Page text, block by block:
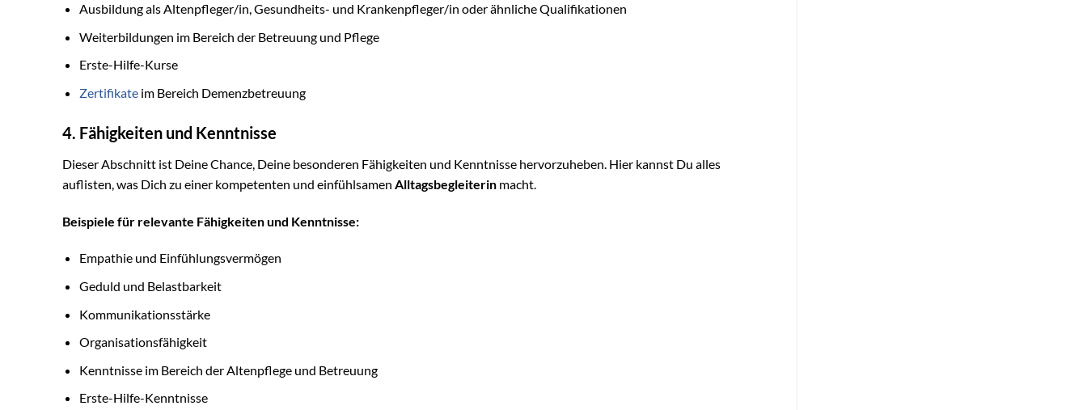
Ausbildung als Altenpfleger/in, Gesundheits- und Krankenpfleger/in oder ähnliche Qualifikationen
Weiterbildungen im Bereich der Betreuung und Pflege
Erste-Hilfe-Kurse
Zertifikateim Bereich Demenzbetreuung
4. Fähigkeiten und Kenntnisse
Dieser Abschnitt ist Deine Chance, Deine besonderen Fähigkeiten und Kenntnisse hervorzuheben. Hier kannst Du alles
auflisten, was Dich zu einer kompetenten und einfühlsamen Alltagsbegleiterin macht.
Beispiele für relevante Fähigkeiten und Kenntnisse:
Empathie und Einfühlungsvermögen
Geduld und Belastbarkeit
Kommunikationsstärke
Organisationsfähigkeit
Kenntnisse im Bereich der Altenpflege und Betreuung
Erste-Hilfe-Kenntnisse